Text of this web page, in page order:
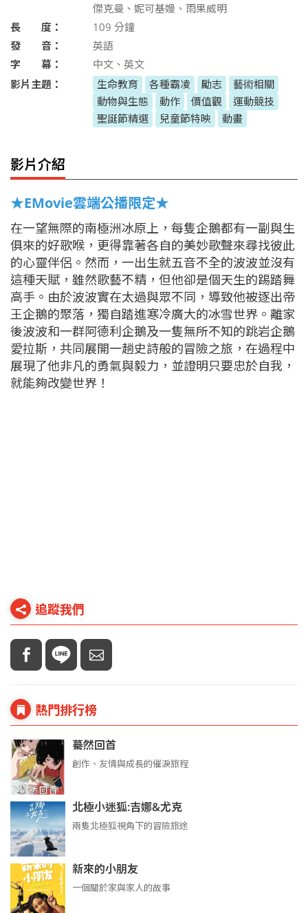
傑克曼、妮可基嫚、雨果威明
長 度：
109 分鐘
發 音：
英語
字 幕：
中文、英文
影片主題：
生命教育 各種霸凌 勵志
藝術相關
動物與生態
動作 價值觀
運動競技
聖誕節精選
兒童節特映 動畫
影片介紹
★EMovie雲端公播限定★
在一望無際的南極洲冰原上，每隻企鵝都有一副與生
俱來的好歌喉，更得靠著各自的美妙歌聲來尋找彼此
的心靈伴侶。然而，一出生就五音不全的波波並沒有
這種天賦，雖然歌藝不精，但他卻是個天生的踢踏舞
高手。由於波波實在太過與眾不同，導致他被逐出帝
王企鵝的聚落，獨自踏進寒冷廣大的冰雪世界。離家
後波波和一群阿德利企鵝及一隻無所不知的跳岩企鵝
愛拉斯，共同展開一趟史詩般的冒險之旅，在過程中
展現了他非凡的勇氣與毅力，並證明只要忠於自我，
就能夠改變世界！
追蹤我們
熱門排行榜
驀然回首
創作、友情與成長的催淚旅程
北極小迷狐:吉娜&尤克
兩隻北極狐視角下的冒險旅途
新來的小朋友
一個關於家與家人的故事